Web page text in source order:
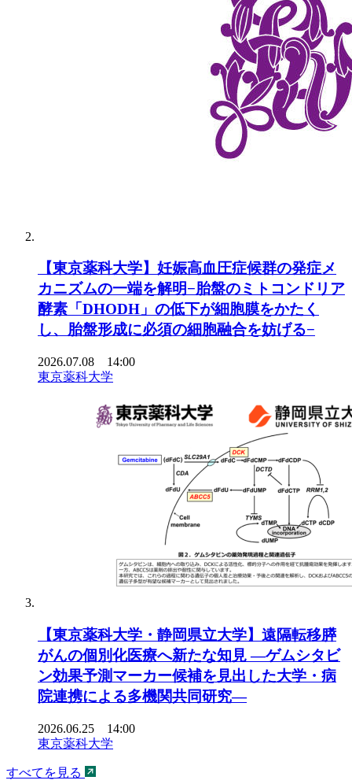
【東京薬科大学】妊娠高血圧症候群の発症メ
カニズムの一端を解明−胎盤のミトコンドリア
酵素「DHODH」の低下が細胞膜をかたく
し、胎盤形成に必須の細胞融合を妨げる−
2026.07.08 14:00
東京薬科大学
【東京薬科大学・静岡県立大学】遠隔転移膵
がんの個別化医療へ新たな知見 ―ゲムシタビ
ン効果予測マーカー候補を見出した大学・病
院連携による多機関共同研究―
2026.06.25 14:00
東京薬科大学
すべてを見る